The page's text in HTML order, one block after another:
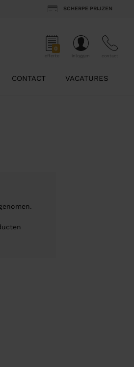
SCHERPE PRIJZEN
0
offerte inloggen contact
CONTACT VACATURES